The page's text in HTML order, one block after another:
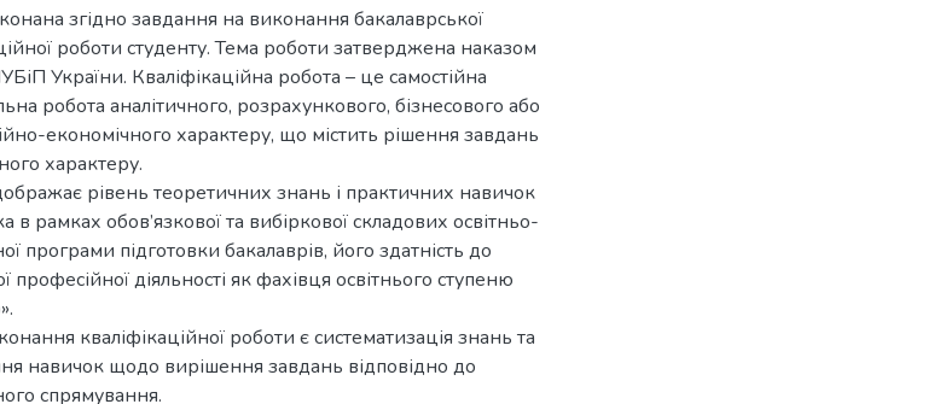
згідно завдання на виконання бакалаврської
роботи студенту. Тема роботи затверджена наказом
України. Кваліфікаційна робота – це самостійна
робота аналітичного, розрахункового, бізнесового або
економічного характеру, що містить рішення завдань
характеру.
рівень теоретичних знань і практичних навичок
в рамках обов’язкової та вибіркової складових освітньо-
програми підготовки бакалаврів, його здатність до
професійної діяльності як фахівця освітнього ступеню
кваліфікаційної роботи є систематизація знань та
навичок щодо вирішення завдань відповідно до
спрямування.